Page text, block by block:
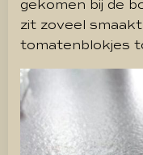
gekomen bij de
zit zoveel
tomatenblokjes